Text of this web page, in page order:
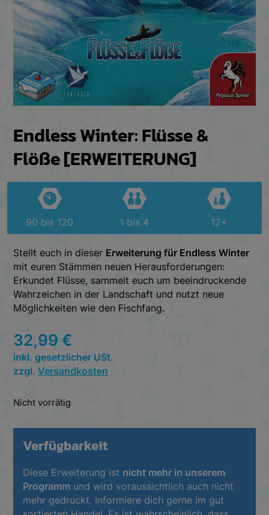
Endless Winter: Flüsse &
Flöße [ERWEITERUNG]
90 bis 120 1 bis 4 12+
Stellt euch in dieser Erweiterung für Endless Winter
mit euren Stämmen neuen Herausforderungen:
Erkundet Flüsse, sammelt euch um beeindruckende
Wahrzeichen in der Landschaft und nutzt neue
Möglichkeiten wie den Fischfang.
32,99 €
inkl. gesetzlicher USt.
zzgl.Versandkosten
Nicht vorrätig
Verfügbarkeit
Diese Erweiterung ist nicht mehr in unserem
Programm und wird voraussichtlich auch nicht
mehr gedruckt. Informiere dich gerne im gut